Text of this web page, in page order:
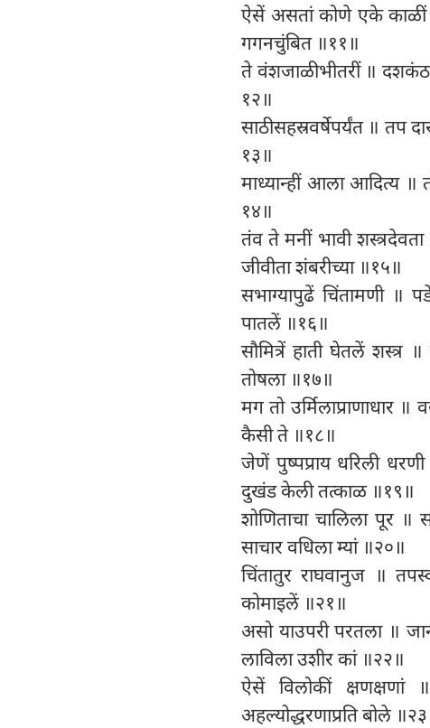
ऐसें असतां कोणे एके काळीं
गगनचुंबित ॥११॥
ते वंशजाळीभीतरीं ॥
१२॥
साठीसहस्रवर्षेपर्यंत ॥
१३॥
माध्यान्हीं आला आदित्य
१४॥
तंव ते मनीं भावी
जीवीता शंबरीच्या ॥१५॥
सभाग्यापुढें चिंतामणी ॥
पातलें ॥१६॥
सौमित्रें हाती घेतलें शस्त्र
तोषला ॥१७॥
मग तो उर्मिलाप्राणाधार
कैसी ते ॥१८॥
जेणें पुष्पप्राय धरिली
दुखंड केली तत्काळ ॥१९॥
शोणिताचा चालिला पूर ॥
साचार वधिला म्यां ॥२०॥
चिंतातुर राघवानुज ॥
कोमाइलें ॥२१॥
असो याउपरी परतला ॥
लाविला उशीर कां ॥२२॥
ऐसें विलोकीं
अहल्योद्धरणाप्रति बोले